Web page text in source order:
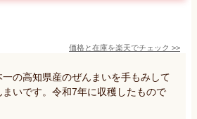
価格と在庫を楽天でチェック >>
の高知県産のぜんまいを手もみして
いです。令和7年に収穫したもので